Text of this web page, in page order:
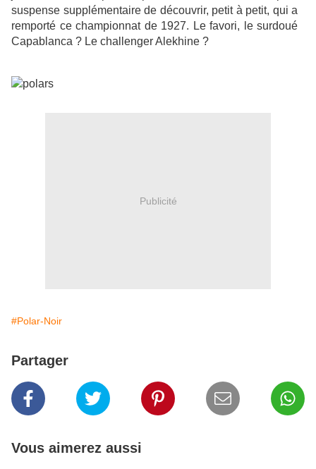
suspense supplémentaire de découvrir, petit à petit, qui a
remporté ce championnat de 1927. Le favori, le surdoué
Capablanca ? Le challenger Alekhine ?
Publicité
#Polar-Noir
Partager
Vous aimerez aussi